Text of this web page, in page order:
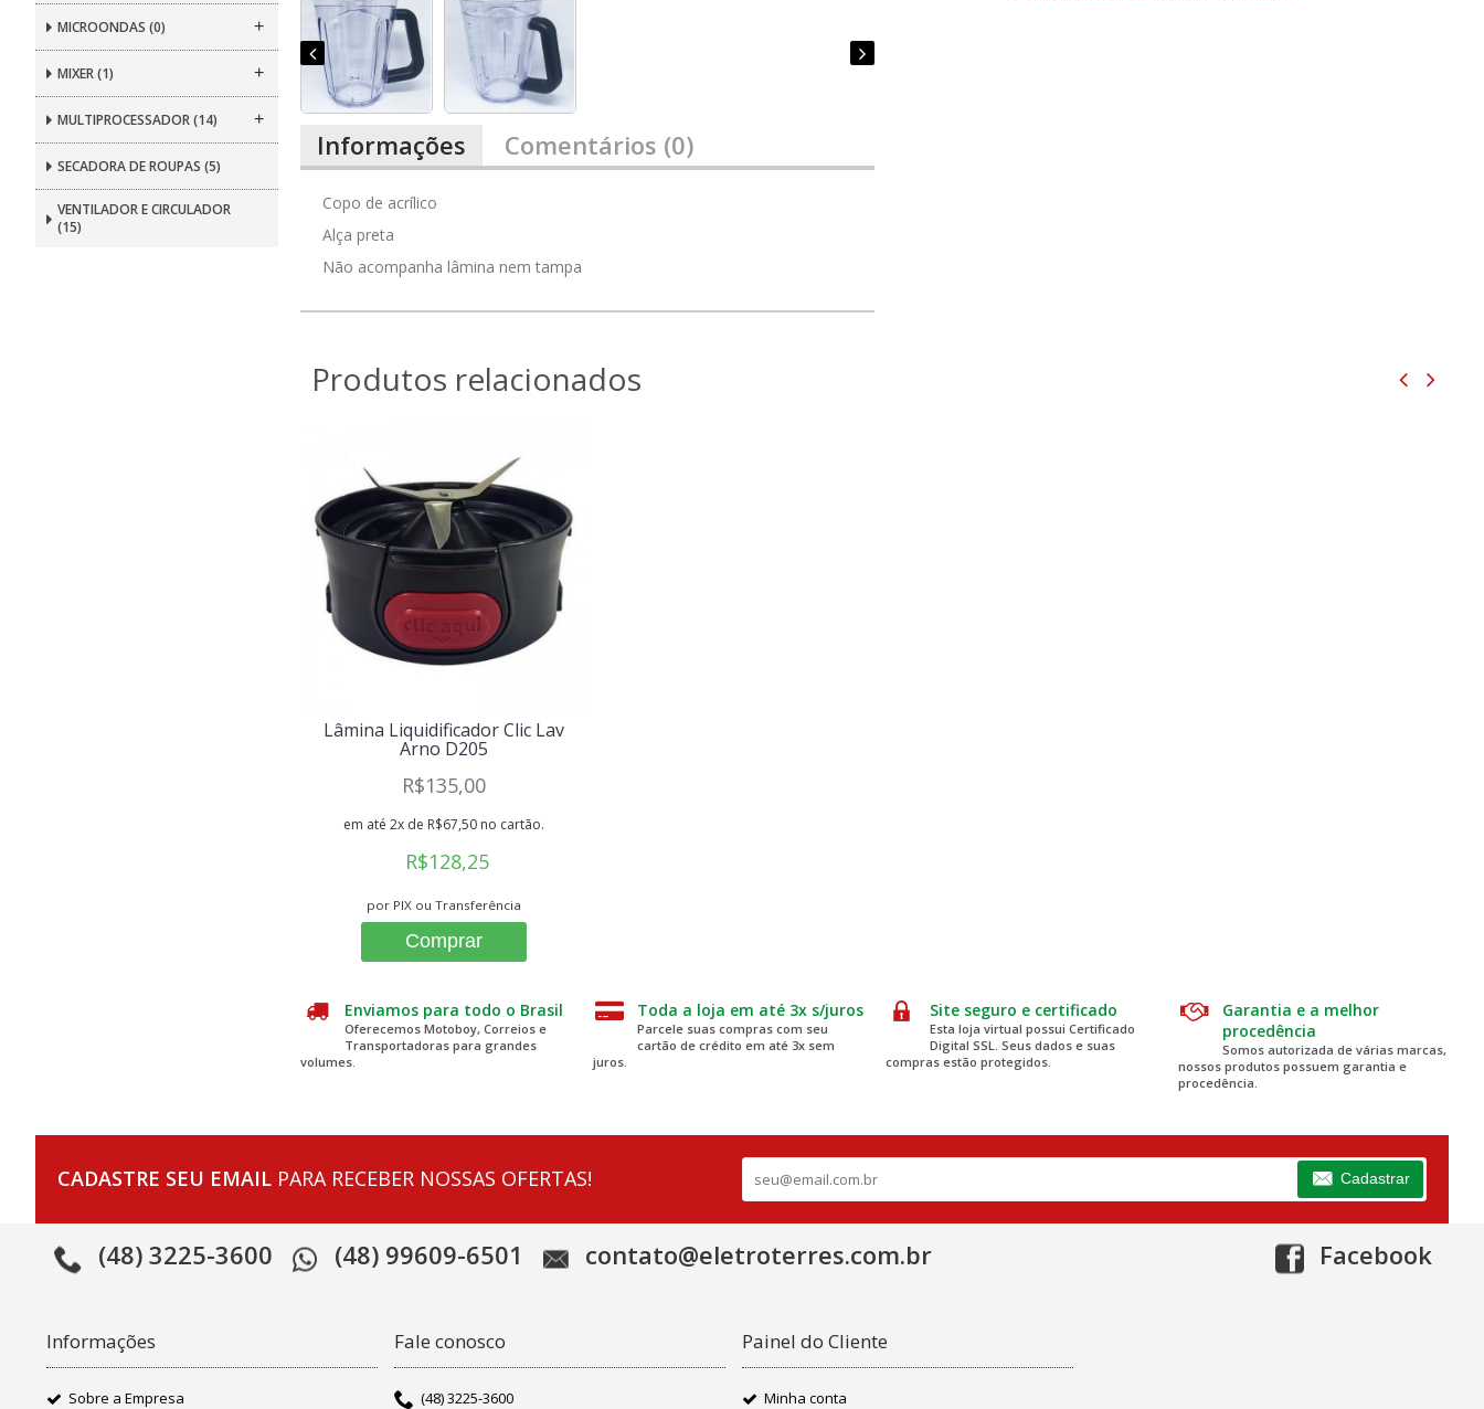
MICROONDAS (0) +
MIXER(1) +
MULTIPROCESSADOR(14) +
SECADORA DE ROUPAS (5)
VENTILADOR E CIRCULADOR
(15)
Informações Comentários (0)
Copo de acrílico
Alça preta
Não acompanha lâmina nem tampa
Produtos relacionados
Lâmina Liquidificador Clic Lav
Arno D205
R$135,00
em até 2x de R$67,50 no cartão.
R$128,25
por PIX ou Transferência
Comprar
Enviamos para todo o Brasil
Oferecemos Motoboy, Correios e
Transportadoras para grandes
volumes.
Toda a loja em até 3x s/juros
Parcele suas compras com seu
cartão de crédito em até 3x sem
juros.
Site seguro e certificado
Esta loja virtual possui Certificado
Digital SSL. Seus dados e suas
compras estão protegidos.
Garantia e a melhor
procedência
Somos autorizada de várias marcas,
nossos produtos possuem garantia e
procedência.
CADASTRE SEU EMAIL PARA RECEBER NOSSAS OFERTAS! Cadastrar
(48) 3225-3600 (48) 99609-6501 contato@eletroterres.com.br Facebook
Informações
Sobre a Empresa
Fale conosco
(48) 3225-3600
Painel do Cliente
Minha conta